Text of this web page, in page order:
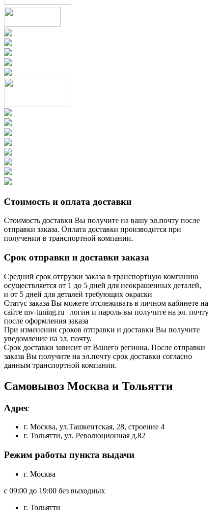
Стоимость и оплата доставки
Стоимость доставки Вы получите на вашу эл.почту после
отправки заказа. Оплата доставки производится при
получении в транспортной компании.
Срок отправки и доставки заказа
Средний срок отгрузки заказа в транспортную компанию
осуществляется от 1 до 5 дней для неокрашенных деталей,
и от 5 дней для деталей требующих окраски
Статус заказа Вы можете отслеживать в личном кабинете на
сайте mv-tuning.ru | логин и пароль вы получите на эл. почту
после оформления заказа
При изменении сроков отправки и доставки Вы получите
уведомление на эл. почту.
Срок доставки зависит от Вашего региона. После отправки
заказа Вы получите на эл.почту срок доставки согласно
данным транспортной компании.
Самовывоз Москва и Тольятти
Адрес
г. Москва, ул.Ташкентская, 28, строение 4
г. Тольятти, ул. Революционная д.82
Режим работы пункта выдачи
г. Москва
с 09:00 до 19:00 без выходных
г. Тольятти